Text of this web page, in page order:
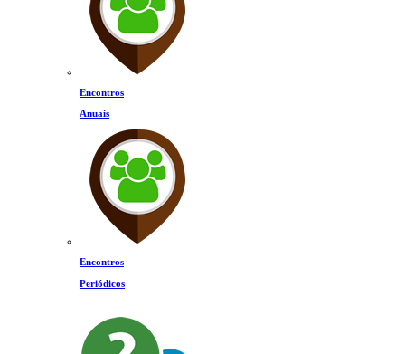
Encontros
Anuais
Encontros
Periódicos